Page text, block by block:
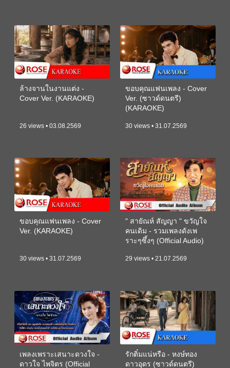
ล้างจานในงานแต่ง -
Cover Ver. (KARAOKE)
26 views • 03.08.2569
ขอบคุณแฟนเพลง - Cover
Ver. (ซาวด์ดนตรี)
(KARAOKE)
30 views • 31.07.2569
ขอบคุณแฟนเพลง - Cover
Ver. (KARAOKE)
30 views • 31.07.2569
" สายัณห์ สัญญา " ขวัญใจ
คนเดิม - รวมเพลงดังเพ
ราะๆซึ้งๆ (Official Audio)
29 views • 21.07.2569
เพลงเพราะเสนาะดวงใจ -
ดาวใจ ไพจิตร (Official
รักติ๋มแน่หรือ - หงษ์ทอง
ดาวอุดร (ซาวด์ดนตรี)